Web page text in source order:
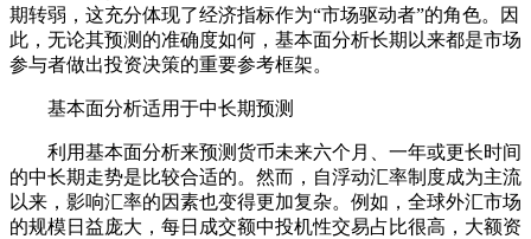
期转弱，这充分体现了经济指标作为“市场驱动者”的角色。因
此，无论其预测的准确度如何，基本面分析长期以来都是市场
参与者做出投资决策的重要参考框架。
基本面分析适用于中长期预测
利用基本面分析来预测货币未来六个月、一年或更长时间
的中长期走势是比较合适的。然而，自浮动汇率制度成为主流
以来，影响汇率的因素也变得更加复杂。例如，全球外汇市场
的规模日益庞大，每日成交额中投机性交易占比很高，大额资